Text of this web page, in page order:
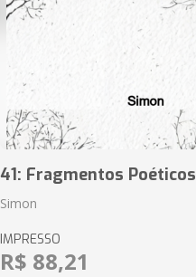
41: Fragmentos Poéticos
Simon
IMPRESSO
R$ 88,21